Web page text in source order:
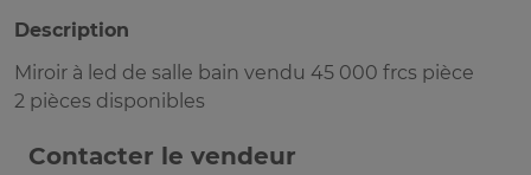
Description
Miroir à led de salle bain vendu 45 000 frcs pièce
2 pièces disponibles
Contacter le vendeur